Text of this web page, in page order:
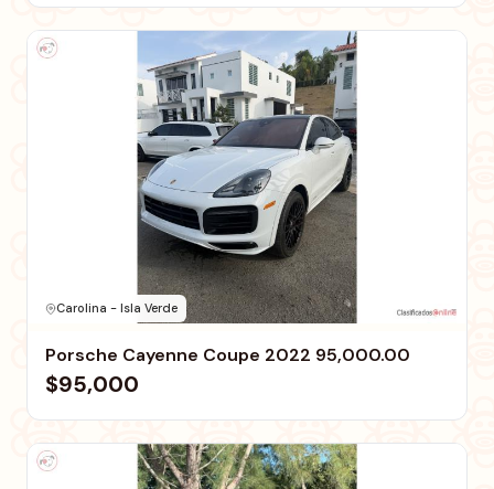
Carolina - Isla Verde
Porsche Cayenne Coupe 2022 95,000.00
$95,000